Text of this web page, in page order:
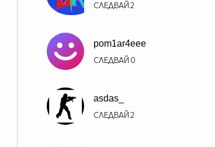
СЛЕДВАЙ2
pom1ar4eee
СЛЕДВАЙ 0
asdas_
СЛЕДВАЙ2